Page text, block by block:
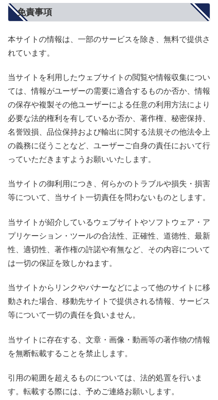
免責事項
本サイトの情報は、一部のサービスを除き、無料で提供さ
れています。
当サイトを利用したウェブサイトの閲覧や情報収集につい
ては、情報がユーザーの需要に適合するものか否か、情報
の保存や複製その他ユーザーによる任意の利用方法により
必要な法的権利を有しているか否か、著作権、秘密保持、
名誉毀損、品位保持および輸出に関する法規その他法令上
の義務に従うことなど、ユーザーご自身の責任において行
っていただきますようお願いいたします。
当サイトの御利用につき、何らかのトラブルや損失・損害
等について、当サイト一切責任を問わないものとします。
当サイトが紹介しているウェブサイトやソフトウェア・ア
プリケーション・ツールの合法性、正確性、道徳性、最新
性、適切性、著作権の許諾や有無など、その内容について
は一切の保証を致しかねます。
当サイトからリンクやバナーなどによって他のサイトに移
動された場合、移動先サイトで提供される情報、サービス
等について一切の責任を負いません。
当サイトに存在する、文章・画像・動画等の著作物の情報
を無断転載することを禁止します。
引用の範囲を超えるものについては、法的処置を行いま
す。転載する際には、予めご連絡お願いします。